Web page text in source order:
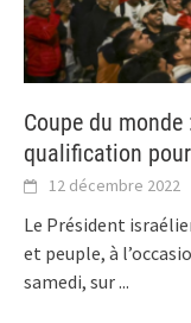
Coupe du
qualification
12 décembre 2022
Le Président
et peuple, à
samedi, sur...